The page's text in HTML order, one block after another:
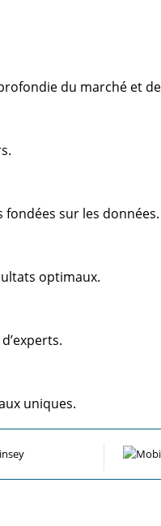
du marché et
sur les données.
optimaux.
uniques.